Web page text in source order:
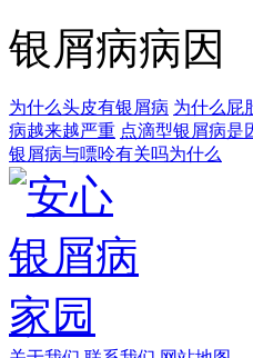
银屑病病因
为什么头皮有银屑病 为什么屁
病越来越严重 点滴型银屑病是
银屑病与嘌呤有关吗为什么